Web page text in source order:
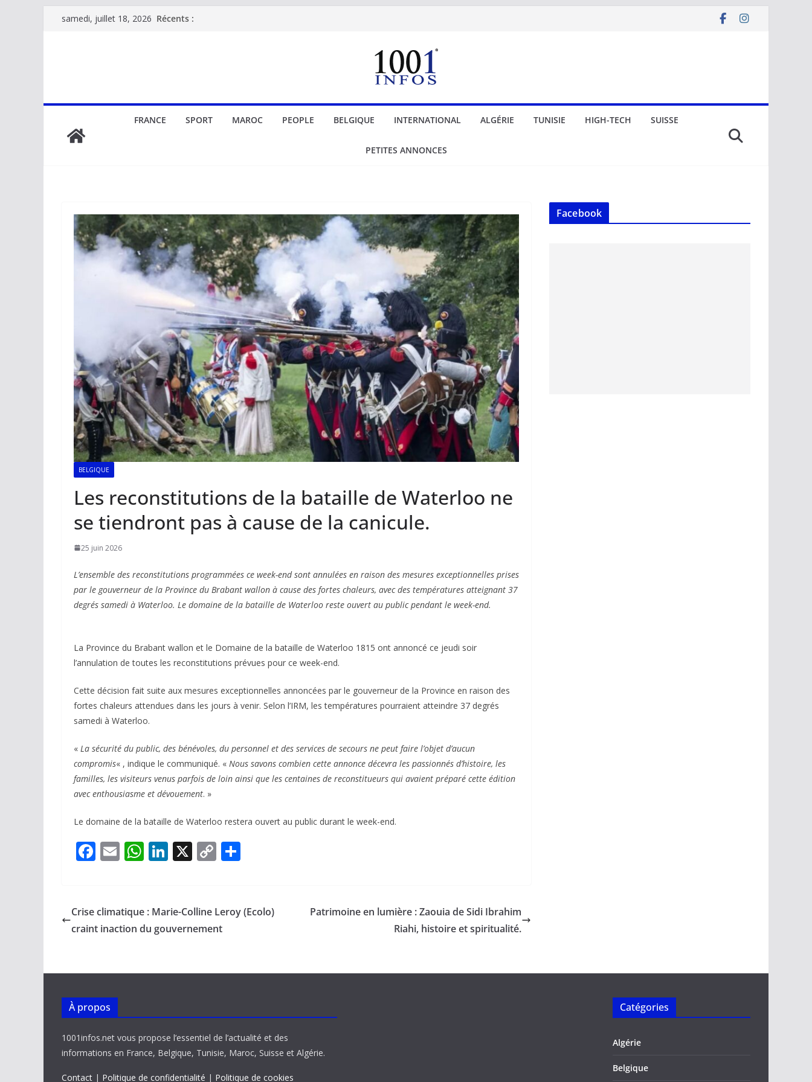
Passersamedi, juillet 18, 2026 Récents :
FRANCE SPORT MAROC PEOPLE BELGIQUE INTERNATIONAL ALGÉRIE TUNISIE HIGH-TECH SUISSE
PETITES ANNONCES
BELGIQUE
Les reconstitutions de la bataille de Waterloo ne
se tiendront pas à cause de la canicule.
25 juin 2026
L’ensemble des reconstitutions programmées ce week-end sont annulées en raison des mesures exceptionnelles prises
par le gouverneur de la Province du Brabant wallon à cause des fortes chaleurs, avec des températures atteignant 37
degrés samedi à Waterloo. Le domaine de la bataille de Waterloo reste ouvert au public pendant le week-end.
La Province du Brabant wallon et le Domaine de la bataille de Waterloo 1815 ont annoncé ce jeudi soir
l’annulation de toutes les reconstitutions prévues pour ce week-end.
Cette décision fait suite aux mesures exceptionnelles annoncées par le gouverneur de la Province en raison des
fortes chaleurs attendues dans les jours à venir. Selon l’IRM, les températures pourraient atteindre 37 degrés
samedi à Waterloo.
« La sécurité du public, des bénévoles, du personnel et des services de secours ne peut faire l’objet d’aucun
compromis« , indique le communiqué. « Nous savons combien cette annonce décevra les passionnés d’histoire, les
familles, les visiteurs venus parfois de loin ainsi que les centaines de reconstitueurs qui avaient préparé cette édition
avec enthousiasme et dévouement. »
Le domaine de la bataille de Waterloo restera ouvert au public durant le week-end.
F
b
o
k
E
l
W
s
A
p
Li
e
dI
X C
y
Li
k
g
Crise climatique : Marie-Colline Leroy (Ecolo)
craint inaction du gouvernement
Patrimoine en lumière : Zaouia de Sidi Ibrahim
Riahi, histoire et spiritualité.
Facebook
À propos
1001infos.net vous propose l’essentiel de l’actualité et des
informations en France, Belgique, Tunisie, Maroc, Suisse et Algérie.
Contact | Politique de confidentialité | Politique de cookies
Catégories
Algérie
Belgique